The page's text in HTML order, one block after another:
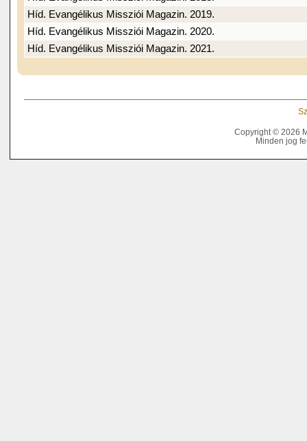
Híd. Evangélikus Missziói Magazin. 2019.
Híd. Evangélikus Missziói Magazin. 2020.
Híd. Evangélikus Missziói Magazin. 2021.
Copyright © 2026
Minden jog